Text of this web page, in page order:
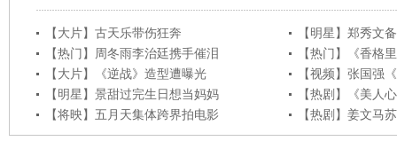
【大片】古天乐带伤狂奔
【明星】郑秀文
【热门】周冬雨李治廷携手催泪
【热门】《香格
【大片】《逆战》造型遭曝光
【视频】张国强
【明星】景甜过完生日想当妈妈
【热剧】《美人
【将映】五月天集体跨界拍电影
【热剧】姜文马